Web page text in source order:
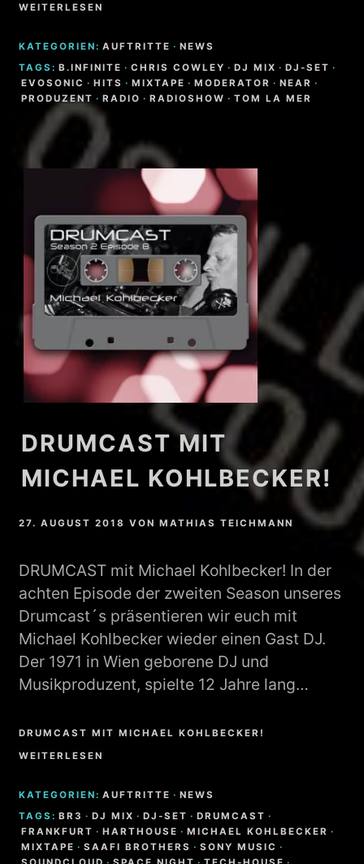
WEITERLESEN
KATEGORIEN: AUFTRITTE · NEWS
TAGS: B.INFINITE · CHRIS COWLEY · DJ MIX · DJ-SET ·
EVOSONIC · HITS · MIXTAPE · MODERATOR · NEAR ·
PRODUZENT · RADIO · RADIOSHOW · TOM LA MER
DRUMCAST MIT
MICHAEL KOHLBECKER!
27. AUGUST 2018 VONMATHIAS TEICHMANN
DRUMCAST mit Michael Kohlbecker! In der
achten Episode der zweiten Season unseres
Drumcast´s präsentieren wir euch mit
Michael Kohlbecker wieder einen Gast DJ.
Der 1971 in Wien geborene DJ und
Musikproduzent, spielte 12 Jahre lang…
DRUMCAST MIT MICHAEL KOHLBECKER!
WEITERLESEN
KATEGORIEN: AUFTRITTE · NEWS
TAGS: BR3 · DJ MIX · DJ-SET · DRUMCAST ·
FRANKFURT · HARTHOUSE · MICHAEL KOHLBECKER ·
MIXTAPE · SAAFI BROTHERS · SONY MUSIC ·